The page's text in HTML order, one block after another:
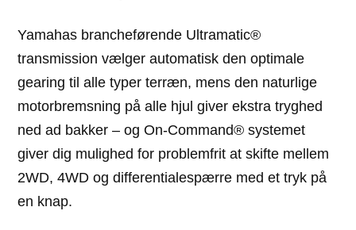
Yamahas brancheførende Ultramatic®
transmission vælger automatisk den optimale
gearing til alle typer terræn, mens den naturlige
motorbremsning på alle hjul giver ekstra tryghed
ned ad bakker – og On-Command® systemet
giver dig mulighed for problemfrit at skifte mellem
2WD, 4WD og differentialespærre med et tryk på
en knap.